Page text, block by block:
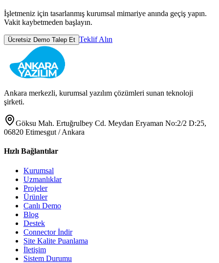
İşletmeniz için tasarlanmış kurumsal mimariye anında geçiş yapın.
Vakit kaybetmeden başlayın.
Ücretsiz Demo Talep Et Teklif Alın
Ankara merkezli, kurumsal yazılım çözümleri sunan teknoloji
şirketi.
Göksu Mah. Ertuğrulbey Cd. Meydan Eryaman No:2/2 D:25,
06820 Etimesgut / Ankara
Hızlı Bağlantılar
Kurumsal
Uzmanlıklar
Projeler
Ürünler
Canlı Demo
Blog
Destek
Connector İndir
Site Kalite Puanlama
İletişim
Sistem Durumu